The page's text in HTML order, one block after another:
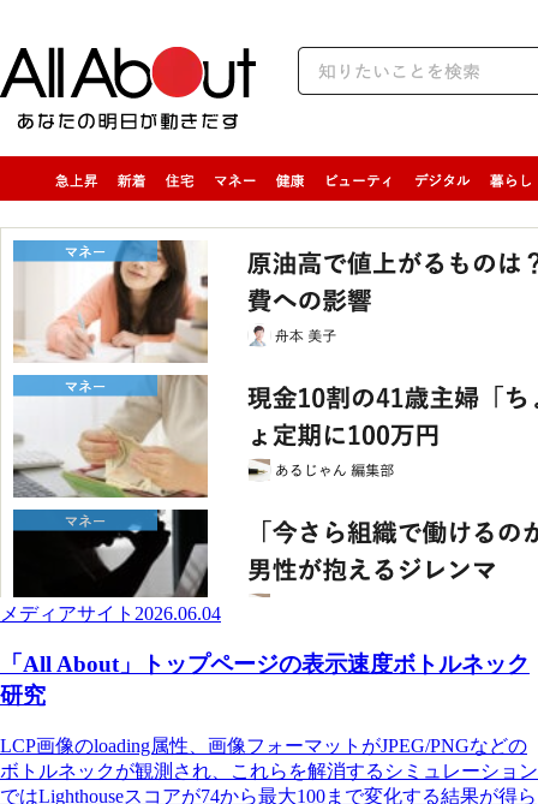
メディアサイト 2026.06.04
「All About」トップページの表示速度ボトルネック
研究
LCP画像のloading属性、画像フォーマットがJPEG/PNGなどの
ボトルネックが観測され、これらを解消するシミュレーション
ではLighthouseスコアが74から最大100まで変化する結果が得ら